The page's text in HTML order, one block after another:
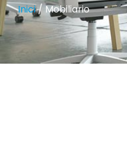
Inici/Mobiliario